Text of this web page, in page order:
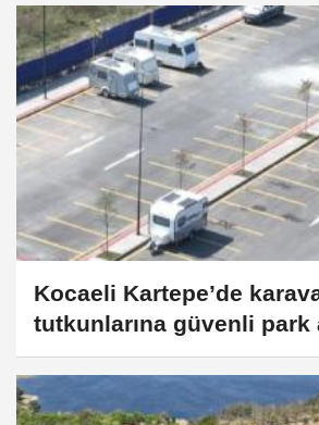
Kocaeli Kartepe’de
tutkunlarına güvenli park